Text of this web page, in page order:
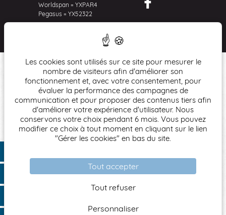
Worldspan = YXPAR4
Pegasus = YX52322
Hôtel accessible aux personnes à mobilité réduite
Les animaux de compagnie ne sont pas admis dans
l'établissement
© 2026Hotel Queen Mary - Site officiel
Création :
Agence WEBCOM
Les cookies sont utilisés sur ce site pour mesurer le
nombre de visiteurs afin d'améliorer son
fonctionnement et, avec votre consentement, pour
évaluer la performance des campagnes de
communication et pour proposer des contenus tiers afin
d'améliorer votre expérience d'utilisateur. Nous
conservons votre choix pendant 6 mois. Vous pouvez
modifier ce choix à tout moment en cliquant sur le lien
"Gérer les cookies" en bas du site.
Tout accepter
Tout refuser
Personnaliser